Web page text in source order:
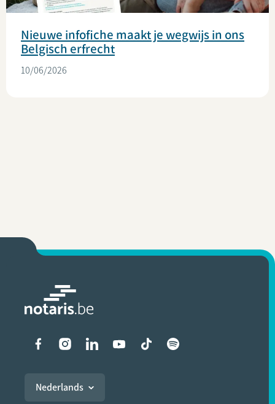
Nieuwe infofiche maakt je wegwijs in ons
Belgisch erfrecht
10/06/2026
Liens vers les réseaux
Nederlands